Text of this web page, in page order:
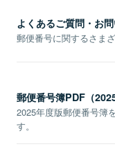
よくあるご質問・お
郵便番号に関するさま
郵便番号簿PDF（
2025年度版郵便番号簿
す。